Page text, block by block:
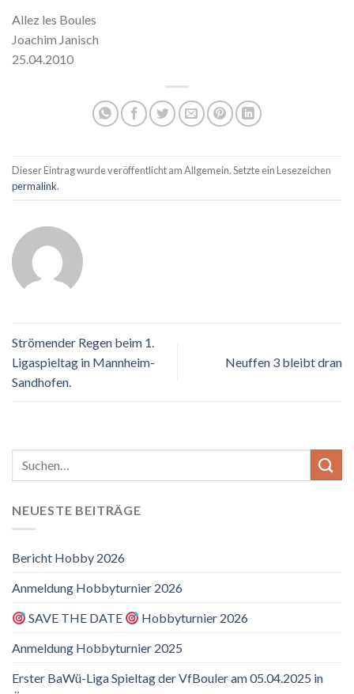
Allez les Boules
Joachim Janisch
25.04.2010
Dieser Eintrag wurde veröffentlicht am Allgemein. Setzte ein Lesezeichen
permalink.
Strömender Regen beim 1.
Ligaspieltag in Mannheim-
Sandhofen.
Neuffen 3 bleibt dran
NEUESTE BEITRÄGE
Bericht Hobby 2026
Anmeldung Hobbyturnier 2026
SAVE THE DATE
Hobbyturnier 2026
Anmeldung Hobbyturnier 2025
Erster BaWü-Liga Spieltag der VfBouler am 05.04.2025 in